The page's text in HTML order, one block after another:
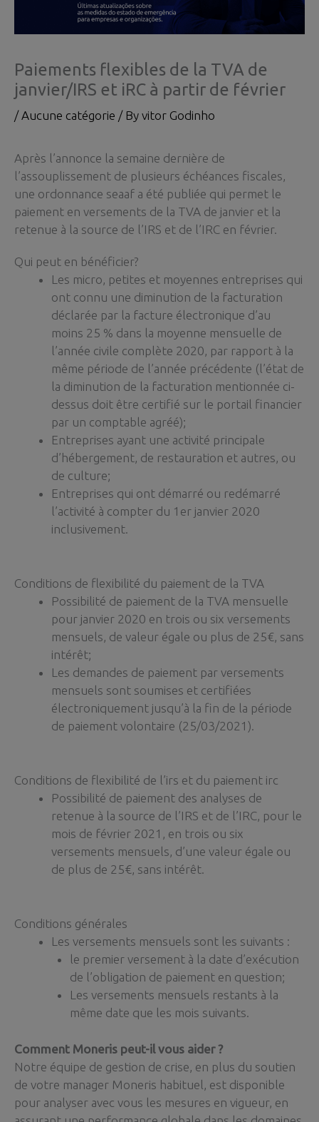
Paiements flexibles de la TVA de
janvier/IRS et iRC à partir de février
/Aucune catégorie / By vitor Godinho
Après l’annonce la semaine dernière de
l’assouplissement de plusieurs échéances fiscales,
une ordonnance seaaf a été publiée qui permet le
paiement en versements de la TVA de janvier et la
retenue à la source de l’IRS et de l’IRC en février.
Qui peut en bénéficier?
Les micro, petites et moyennes entreprises qui
ont connu une diminution de la facturation
déclarée par la facture électronique d’au
moins 25 % dans la moyenne mensuelle de
l’année civile complète 2020, par rapport à la
même période de l’année précédente (l’état de
la diminution de la facturation mentionnée ci-
dessus doit être certifié sur le portail financier
par un comptable agréé);
Entreprises ayant une activité principale
d’hébergement, de restauration et autres, ou
de culture;
Entreprises qui ont démarré ou redémarré
l’activité à compter du 1er janvier 2020
inclusivement.
Conditions de flexibilité du paiement de la TVA
Possibilité de paiement de la TVA mensuelle
pour janvier 2020 en trois ou six versements
mensuels, de valeur égale ou plus de 25€, sans
intérêt;
Les demandes de paiement par versements
mensuels sont soumises et certifiées
électroniquement jusqu’à la fin de la période
de paiement volontaire (25/03/2021).
Conditions de flexibilité de l’irs et du paiement irc
Possibilité de paiement des analyses de
retenue à la source de l’IRS et de l’IRC, pour le
mois de février 2021, en trois ou six
versements mensuels, d’une valeur égale ou
de plus de 25€, sans intérêt.
Conditions générales
Les versements mensuels sont les suivants :
le premier versement à la date d’exécution
de l’obligation de paiement en question;
Les versements mensuels restants à la
même date que les mois suivants.
Comment Moneris peut-il vous aider ?
Notre équipe de gestion de crise, en plus du soutien
de votre manager Moneris habituel, est disponible
pour analyser avec vous les mesures en vigueur, en